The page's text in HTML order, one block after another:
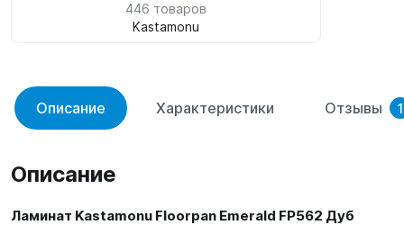
446 товаров
Kastamonu
Описание Характеристики Отзывы 1
Описание
Ламинат Kastamonu Floorpan Emerald FP562 Дуб